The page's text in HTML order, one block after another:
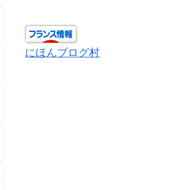
にほんブログ村